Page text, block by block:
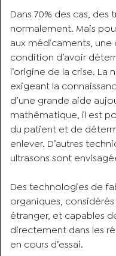
Dans 70% des cas,
normalement. Mais
aux médicaments, une
condition d’avoir
l’origine de la crise. La
exigeant la
d’une grande aide
mathématique, il est
du patient et de
enlever. D’autres
ultrasons sont
Des technologies de
organiques,
étranger, et capables
directement dans les
en cours d’essai.